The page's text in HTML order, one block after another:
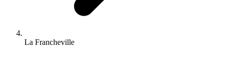
La Francheville